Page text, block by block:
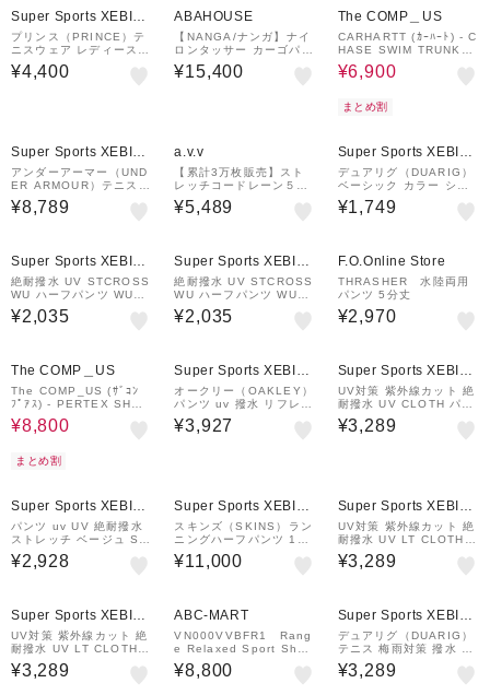
Super Sports XEBIO
&mall店
プリンス（PRINCE）テ
ニスウェア レディース
ストレッチショートパン
ツ WA3323 165 BLK
¥4,400
ABAHOUSE
【NANGA/ナンガ】ナイ
ロンタッサー カーゴパン
ツ /NW2421-1I778
¥15,400
The COMP＿US
CARHARTT (ｶｰﾊｰﾄ) - C
HASE SWIM TRUNKS
(ﾁｪｲｽｽｲﾑﾄﾗﾝｸｽ) I03506
2
¥6,900
まとめ割
Super Sports XEBIO
&mall店
アンダーアーマー（UND
ER ARMOUR）テニス
梅雨対策 撥水 アンスト
ッパブル カーゴパンツ 1
¥8,789
a.v.v
【累計3万枚販売】スト
レッチコードレーン５ポ
ケットアンクル丈パンツ
【イージーケア/速乾/毛
¥5,489
Super Sports XEBIO
&mall店
デュアリグ（DUARIG）
ベーシック カラー ショ
ートパンツ 水陸両用 6S
0017-TRPT-866EG BL
¥1,749
Super Sports XEBIO
&mall店
絶耐撥水 UV STCROSS
WU ハーフパンツ WU4S
0043-TR852-GRSD NV
Y
¥2,035
Super Sports XEBIO
&mall店
絶耐撥水 UV STCROSS
WU ハーフパンツ WU4S
0043-TR852-GRSDPT
NVY
¥2,035
F.O.Online Store
THRASHER 水陸両用
パンツ 5分丈
¥2,970
The COMP＿US
The COMP_US (ｻﾞｺﾝ
ﾌﾟｱｽ) - PERTEX SHOR
TS (ﾊﾟｰﾃｯｸｽｼｮｰﾂ) 25S
SCU-03PN
¥8,800
まとめ割
Super Sports XEBIO
&mall店
オークリー（OAKLEY）
パンツ uv 撥水 リフレク
ター ブラック 黒 OPER
ATIVE パンツ 5 FOA40
¥3,927
Super Sports XEBIO
&mall店
UV対策 紫外線カット 絶
耐撥水 UV CLOTH パン
ツ WU6S0019-TR852-
GRSD NVY
¥3,289
Super Sports XEBIO
&mall店
パンツ uv UV 絶耐撥水
ストレッチ ベージュ ST
CROSSWU パンツ WU4
S0042-TR852-GRSD B
¥2,928
Super Sports XEBIO
&mall店
スキンズ（SKINS）ラン
ニングハーフパンツ 184
-77940-019
¥11,000
Super Sports XEBIO
&mall店
UV対策 紫外線カット 絶
耐撥水 UV LT CLOTH
ハーフパンツ WU6S002
1-TR852-GRSD NVY
¥3,289
Super Sports XEBIO
&mall店
UV対策 紫外線カット 絶
耐撥水 UV LT CLOTH
ハーフパンツ WU6S002
1-TR852-GRSD MNT
¥3,289
ABC-MART
VN000VVBFR1 Rang
e Relaxed Sport Short
Mossy Olive 70526
8-0001
¥8,800
Super Sports XEBIO
&mall店
デュアリグ（DUARIG）
テニス 梅雨対策 撥水 絶
耐 UV ウオームアップ
パンツ 5S0015-TRWU-
¥3,289